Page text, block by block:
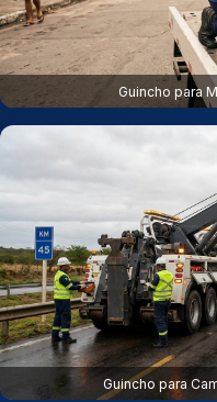
Guincho para
Guincho para